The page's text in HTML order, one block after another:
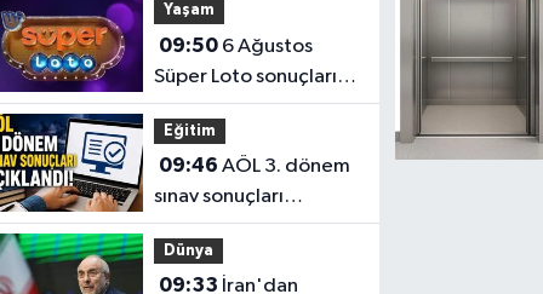
Yaşam
09:50
Süper Loto sonuçları
açıklandı
Eğitim
09:46 AÖL 3. dönem
sınav sonuçları
açıklandı
Dünya
09:33